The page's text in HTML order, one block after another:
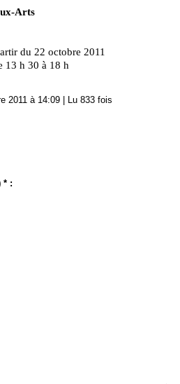
Arts
du 22 octobre 2011
13 h 30 à 18 h
2011 à 14:09 | Lu 833 fois
* :